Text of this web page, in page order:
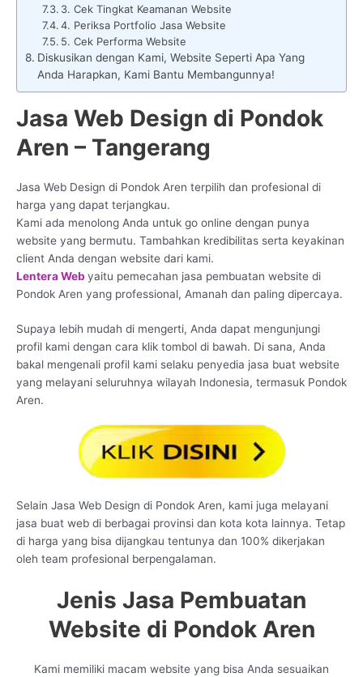
3. Cek Tingkat Keamanan Website
4. Periksa Portfolio Jasa Website
5. Cek Performa Website
Diskusikan dengan Kami, Website Seperti Apa Yang
Anda Harapkan, Kami Bantu Membangunnya!
Jasa Web Design di Pondok
Aren – Tangerang
Jasa Web Design di Pondok Aren terpilih dan profesional di
harga yang dapat terjangkau.
Kami ada menolong Anda untuk go online dengan punya
website yang bermutu. Tambahkan kredibilitas serta keyakinan
client Anda dengan website dari kami.
Lentera Web yaitu pemecahan jasa pembuatan website di
Pondok Aren yang professional, Amanah dan paling dipercaya.
Supaya lebih mudah di mengerti, Anda dapat mengunjungi
profil kami dengan cara klik tombol di bawah. Di sana, Anda
bakal mengenali profil kami selaku penyedia jasa buat website
yang melayani seluruhnya wilayah Indonesia, termasuk Pondok
Aren.
Selain Jasa Web Design di Pondok Aren, kami juga melayani
jasa buat web di berbagai provinsi dan kota kota lainnya. Tetap
di harga yang bisa dijangkau tentunya dan 100% dikerjakan
oleh team profesional berpengalaman.
Jenis Jasa Pembuatan
Website di Pondok Aren
Kami memiliki macam website yang bisa Anda sesuaikan